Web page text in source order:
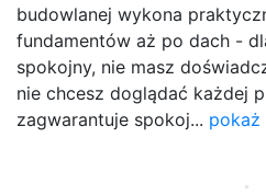
budowlanej wykona
fundamentów aż po dach -
spokojny, nie masz
nie chcesz doglądać każdej
zagwarantuje spokoj... pokaż